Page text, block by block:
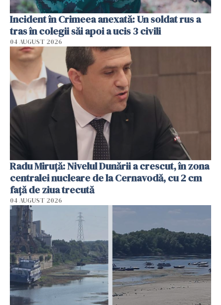
Incident în Crimeea anexată: Un soldat rus a
tras în colegii săi apoi a ucis 3 civili
04 AUGUST 2026
Radu Miruţă: Nivelul Dunării a crescut, în zona
centralei nucleare de la Cernavodă, cu 2 cm
faţă de ziua trecută
04 AUGUST 2026